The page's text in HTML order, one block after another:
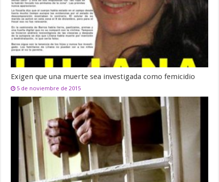
Exigen que una muerte sea investigada como femicidio
5 de noviembre de 2015